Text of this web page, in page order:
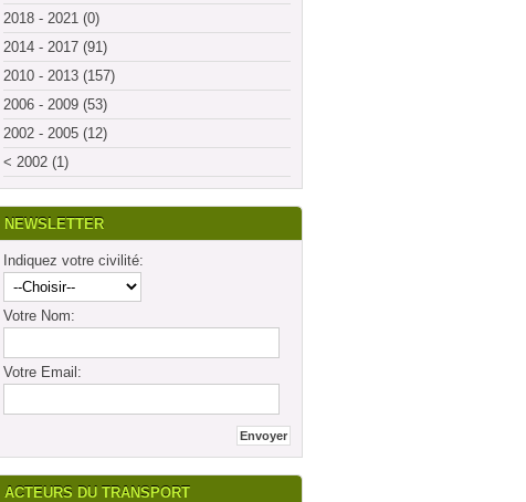
2018 - 2021 (0)
2014 - 2017 (91)
2010 - 2013 (157)
2006 - 2009 (53)
2002 - 2005 (12)
< 2002 (1)
NEWSLETTER
Indiquez votre civilité:
Votre Nom:
Votre Email:
ACTEURS DU TRANSPORT